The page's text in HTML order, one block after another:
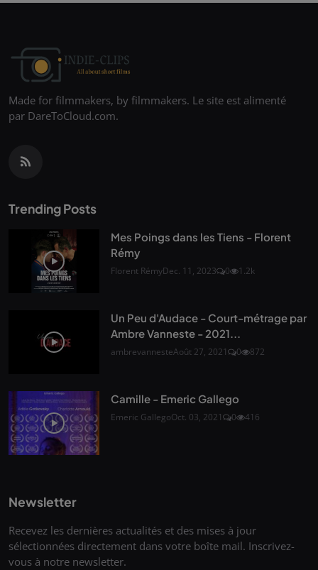
Made for filmmakers, by filmmakers. Le site est alimenté
par DareToCloud.com.
Trending Posts
Mes Poings dans les Tiens - Florent
Rémy
Florent RémyDec. 11, 2023 0 1.2k
Un Peu d'Audace - Court-métrage par
Ambre Vanneste - 2021...
ambrevannesteAoût 27, 2021 0 872
Camille - Emeric Gallego
Emeric GallegoOct. 03, 2021 0 416
Newsletter
Recevez les dernières actualités et des mises à jour
sélectionnées directement dans votre boîte mail. Inscrivez-
vous à notre newsletter.